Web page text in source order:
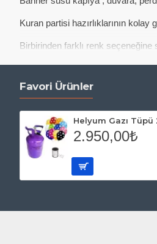
Kuran partisi hazırlıklarının
Birbirinden farklı renk
Favori Ürünler
2.950,00₺